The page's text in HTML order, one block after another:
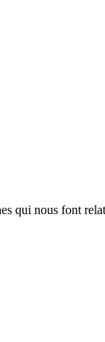
qui nous font